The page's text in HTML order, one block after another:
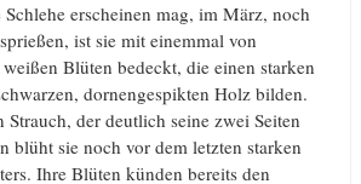
erscheinen mag, im März, noch
ist sie mit einemmal von
Blüten bedeckt, die einen starken
dornengespikten Holz bilden.
Strauch, der deutlich seine zwei Seiten
blüht sie noch vor dem letzten starken
Ihre Blüten künden bereits den